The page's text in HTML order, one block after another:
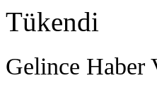
Tükendi
Gelince Haber